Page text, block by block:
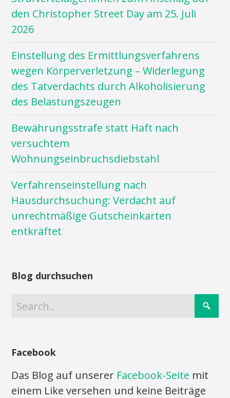
den Christopher Street Day am 25. Juli
2026
Einstellung des Ermittlungsverfahrens
wegen Körperverletzung – Widerlegung
des Tatverdachts durch Alkoholisierung
des Belastungszeugen
Bewährungsstrafe statt Haft nach
versuchtem
Wohnungseinbruchsdiebstahl
Verfahrenseinstellung nach
Hausdurchsuchung: Verdacht auf
unrechtmäßige Gutscheinkarten
entkräftet
Blog durchsuchen
Facebook
Das Blog auf unserer Facebook-Seite mit
einem Like versehen und keine Beiträge